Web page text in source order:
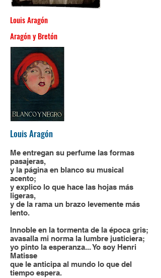
Louis Aragón
Aragón y Bretón
Louis Aragón
Me entregan su perfume las formas
pasajeras,
y la página en blanco su musical
acento;
y explico lo que hace las hojas más
ligeras,
y de la rama un brazo levemente más
lento.
Innoble en la tormenta de la época gris;
avasalla mi norma la lumbre justiciera;
yo pinto la esperanza... Yo soy Henri
Matisse
que le anticipa al mundo lo que del
tiempo espera.